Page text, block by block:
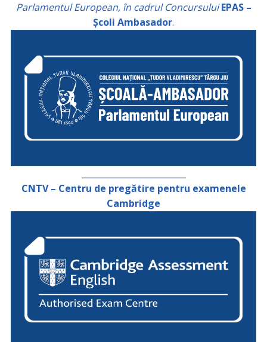
Parlamentul European, în cadrul Concursului EPAS –
Școli Ambasador.
CNTV – Centru de pregătire pentru examenele
Cambridge